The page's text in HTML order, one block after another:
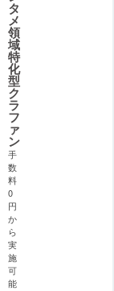
タ
メ
領
域
特
化
型
ク
ラ
フ
ァ
ン
手
数
料
0
円
か
ら
実
施
可
能